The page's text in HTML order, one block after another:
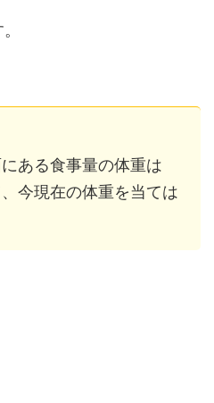
ある食事量の体重は
今現在の体重を当ては